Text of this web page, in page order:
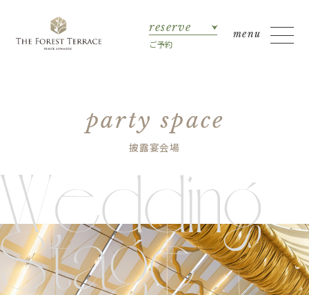
reserve
ご予約
party space
披露宴会場